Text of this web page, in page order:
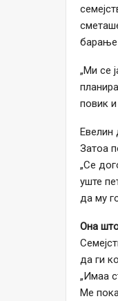
барање
„Ми се
повик
Евелин
Затоа
„Се
уште
да му
Она
да ги
„Имаа
Ме